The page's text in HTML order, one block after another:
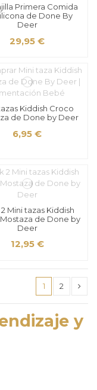
Primera Comida
de Done By
Deer
29,95 €
Kiddish Croco
de Done by Deer
6,95 €
Mini tazas Kiddish
de Done by
Deer
12,95 €
1 2
y